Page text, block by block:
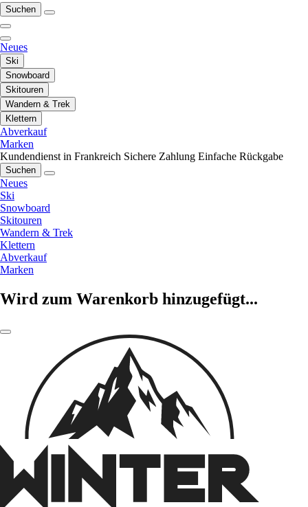
Suchen
Neues
Ski
Snowboard
Skitouren
Wandern & Trek
Klettern
Abverkauf
Marken
Kundendienst in Frankreich Sichere Zahlung Einfache Rückgabe
Suchen
Neues
Ski
Snowboard
Skitouren
Wandern & Trek
Klettern
Abverkauf
Marken
Wird zum Warenkorb hinzugefügt...